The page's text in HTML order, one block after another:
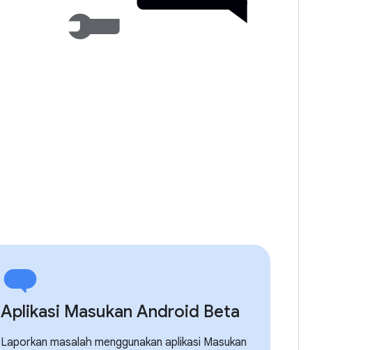
Aplikasi Masukan Android Beta
Laporkan masalah menggunakan aplikasi Masukan